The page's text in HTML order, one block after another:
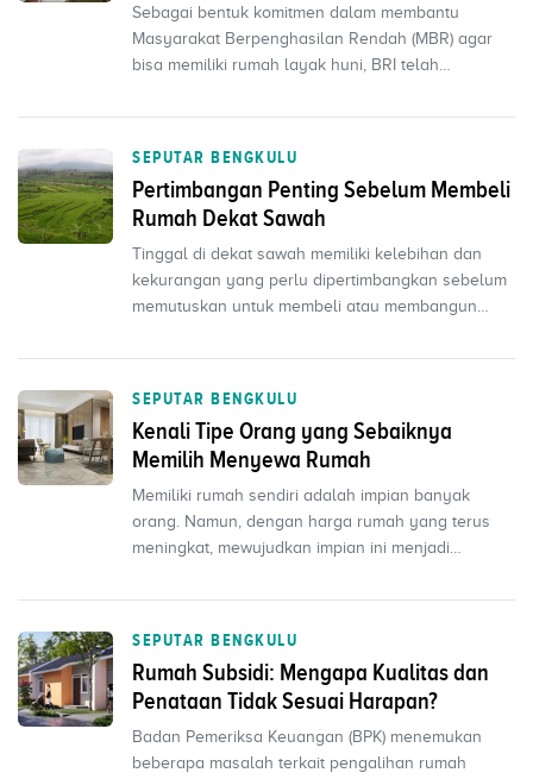
Sebagai bentuk komitmen dalam membantu
Masyarakat Berpenghasilan Rendah (MBR) agar
bisa memiliki rumah layak huni, BRI telah
SEPUTAR BENGKULU
Pertimbangan Penting Sebelum Membeli
Rumah Dekat Sawah
Tinggal di dekat sawah memiliki kelebihan dan
kekurangan yang perlu dipertimbangkan sebelum
memutuskan untuk membeli atau membangun
SEPUTAR BENGKULU
Kenali Tipe Orang yang Sebaiknya
Memilih Menyewa Rumah
Memiliki rumah sendiri adalah impian banyak
orang. Namun, dengan harga rumah yang terus
meningkat, mewujudkan impian ini menjadi
SEPUTAR BENGKULU
Rumah Subsidi: Mengapa Kualitas dan
Penataan Tidak Sesuai Harapan?
Badan Pemeriksa Keuangan (BPK) menemukan
beberapa masalah terkait pengalihan rumah